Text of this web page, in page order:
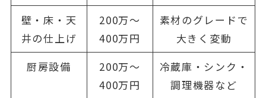
壁・床・天
井の仕上げ
200万〜
400万円
素材のグレードで
大きく変動
厨房設備
200万〜
400万円
冷蔵庫・シンク・
調理機器など